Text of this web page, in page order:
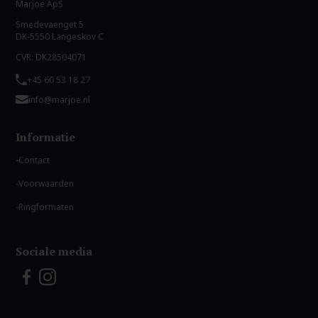
Marjoe ApS
Smedevaenget 5
DK-5550 Langeskov C
CVR: DK28504071
+45 60 53 18 27
info@marjoe.nl
Informatie
Contact
Voorwaarden
Ringformaten
Sociale media